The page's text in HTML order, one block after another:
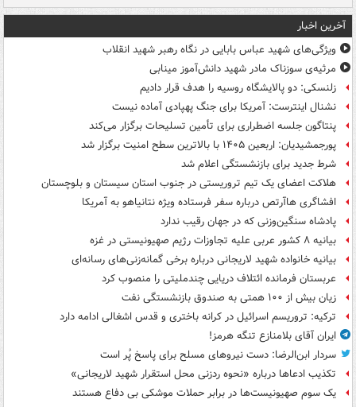
آخرین اخبار
ویژگی‌های شهید عباس بابایی در نگاه رهبر شهید انقلاب
مرثیه‌ی سوزناک مادر شهید دانش‌آموز مینابی
زلنسکی: دو پالایشگاه روسیه را هدف قرار دادیم
نشنال اینترست: آمریکا برای جنگ پهپادی آماده نیست
پنتاگون جلسه اضطراری برای تأمین تسلیحات برگزار می‌کند
پورجمشیدیان: اربعین ۱۴۰۵ با بالاترین سطح امنیت برگزار شد
شرط جدید برای بازنشستگی اعلام شد
هلاکت اعضای یک تیم تروریستی در جنوب استان سیستان و بلوچستان
افشاگری هاآرتص درباره سفر فرستاده ویژه نتانیاهو به آمریکا
پادشاه سنگین‌وزنی که در جهان رقیب ندارد
بیانیه ۸ کشور عربی علیه تجاوزات رژیم صهیونیستی در غزه
بیانیه خانواده شهید لاریجانی درباره برخی گمانه‌زنی‌های رسانه‌ای
عربستان فرمانده ائتلاف دریایی چندملیتی را منصوب کرد
زیان بیش از ۱۰۰ همتی به صندوق‌ بازنشستگی نفت
ترکیه: تروریسم اسرائیل در کرانه باختری و قدس اشغالی ادامه دارد
ایران آقای بلامنازع تنگه هرمز!
سردار ابن‌الرضا: دست نیروهای مسلح برای پاسخ پُر است
تکذیب ادعاها درباره «نحوه ردزنی محل استقرار شهید لاریجانی»
یک‌ سوم صهیونیست‌ها در برابر حملات موشکی بی دفاع هستند